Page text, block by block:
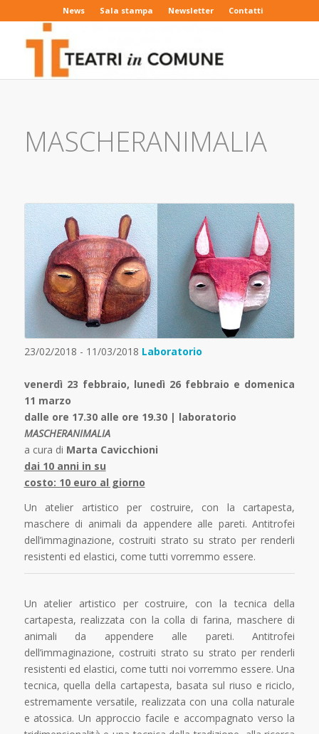
News Sala stampa Newsletter Contatti
MASCHERANIMALIA
23/02/2018 - 11/03/2018 Laboratorio
venerdì 23 febbraio, lunedì 26 febbraio e domenica
11 marzo
dalle ore 17.30 alle ore 19.30 | laboratorio
MASCHERANIMALIA
a cura di Marta Cavicchioni
dai 10 anni in su
costo: 10 euro al giorno
Un atelier artistico per costruire, con la cartapesta,
maschere di animali da appendere alle pareti. Antitrofei
dell’immaginazione, costruiti strato su strato per renderli
resistenti ed elastici, come tutti vorremmo essere.
Un atelier artistico per costruire, con la tecnica della
cartapesta, realizzata con la colla di farina, maschere di
animali da appendere alle pareti. Antitrofei
dell’immaginazione, costruiti strato su strato per renderli
resistenti ed elastici, come tutti noi vorremmo essere. Una
tecnica, quella della cartapesta, basata sul riuso e riciclo,
estremamente versatile, realizzata con una colla naturale
e atossica. Un approccio facile e accompagnato verso la